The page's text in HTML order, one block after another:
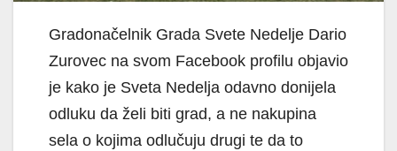
Gradonačelnik Grada Svete Nedelje Dario
Zurovec na svom Facebook profilu objavio
je kako je Sveta Nedelja odavno donijela
odluku da želi biti grad, a ne nakupina
sela o kojima odlučuju drugi te da to